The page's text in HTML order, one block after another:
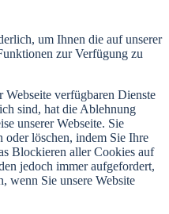
um Ihnen die auf unserer
zur Verfügung zu
verfügbaren Dienste
sind, hat die Ablehnung
unserer Webseite. Sie
löschen, indem Sie Ihre
Blockieren aller Cookies auf
jedoch immer aufgefordert,
wenn Sie unsere Website